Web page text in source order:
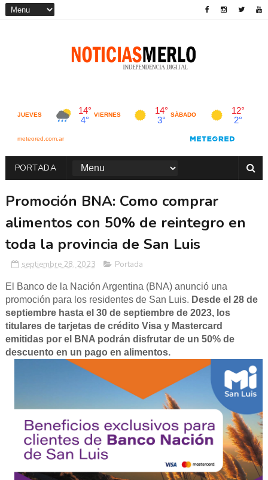
PORTADA
Promoción BNA: Como comprar
alimentos con 50% de reintegro en
toda la provincia de San Luis
septiembre 28, 2023 Portada
El Banco de la Nación Argentina (BNA) anunció una
promoción para los residentes de San Luis. Desde el 28 de
septiembre hasta el 30 de septiembre de 2023, los
titulares de tarjetas de crédito Visa y Mastercard
emitidas por el BNA podrán disfrutar de un 50% de
descuento en un pago en alimentos.